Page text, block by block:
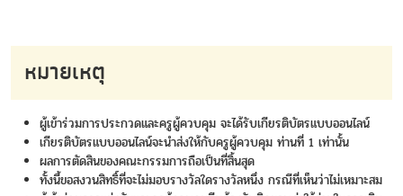
หมายเหตุ
ผู้เข้าร่วมการประกวดและครูผู้ควบคุม จะได้รับเกียรติบัตรแบบออนไลน์
เกียรติบัตรแบบออนไลน์จะนำส่งให้กับครูผู้ควบคุม ท่านที่ 1 เท่านั้น
ผลการตัดสินของคณะกรรมการถือเป็นที่สิ้นสุด
ทั้งนี้ขอสงวนสิทธิ์ที่จะไม่มอบรางวัลใดรางวัลหนึ่ง กรณีที่เห็นว่าไม่เหมาะสม